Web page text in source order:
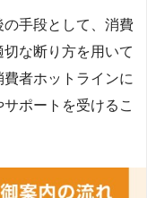
の手段として、消費
な断り方を用いて
者ホットラインに
ポートを受けるこ